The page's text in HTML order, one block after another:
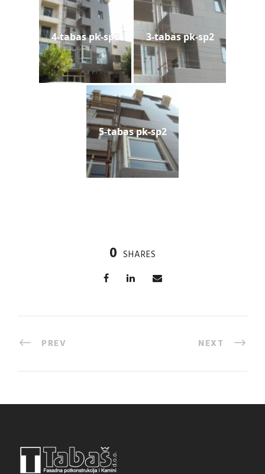
4-tabas pk-sp2 3-tabas pk-sp2
5-tabas pk-sp2
0 SHARES
PREV NEXT